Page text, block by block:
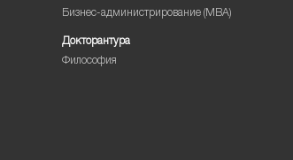
Бизнес-администрирование (MBA)
Докторантура
Философия